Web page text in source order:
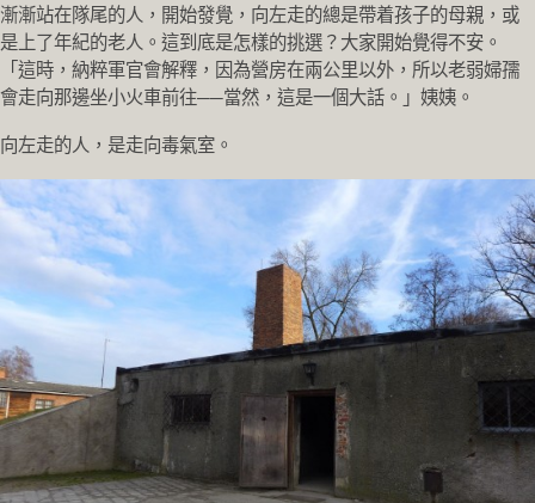
漸漸站在隊尾的人，開始發覺，向左走的總是帶着孩子的母親，或
是上了年紀的老人。這到底是怎樣的挑選？大家開始覺得不安。
「這時，納粹軍官會解釋，因為營房在兩公里以外，所以老弱婦孺
會走向那邊坐小火車前往──當然，這是一個大話。」姨姨。
向左走的人，是走向毒氣室。